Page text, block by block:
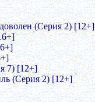
(Серия 2) [12+]
7) [12+]
(Серия 2) [12+]